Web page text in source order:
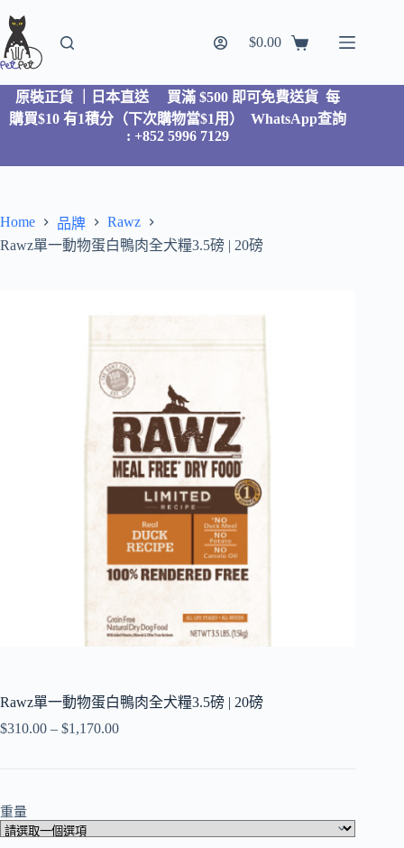
$0.00
原裝正貨 ｜日本直送
買滿 $500 即可免費送貨 每
購買$10 有1積分（下次購物當$1用）WhatsApp查詢
: +852 5996 7129
Home 品牌
Rawz
Rawz單一動物蛋白鴨肉全犬糧3.5磅 | 20磅
Rawz單一動物蛋白鴨肉全犬糧3.5磅 | 20磅
$310.00 – $1,170.00
重量